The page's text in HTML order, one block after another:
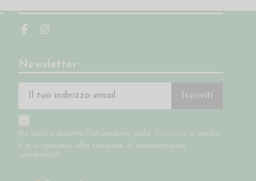
Newsletter
Iscriviti
Ho letto e accetto l'informativa sulla Privacy
e presto
il mio consenso alla ricezione di comunicazioni
commerciali.